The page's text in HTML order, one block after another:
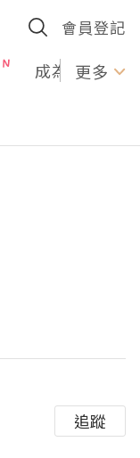
會員登記
成為U更多
追蹤